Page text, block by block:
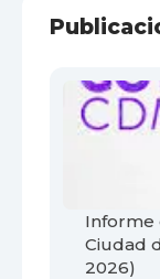
Informe
Ciudad
2026)